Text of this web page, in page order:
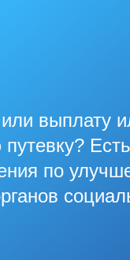
выплату
путевку? Есть
по